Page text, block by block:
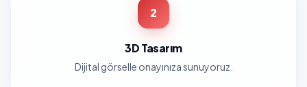
2
3D Tasarım
Dijital görselle onayınıza sunuyoruz.